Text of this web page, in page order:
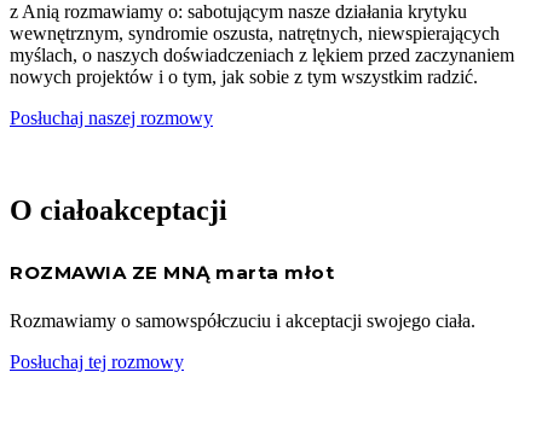
z Anią rozmawiamy o: sabotującym nasze działania krytyku
wewnętrznym, syndromie oszusta, natrętnych, niewspierających
myślach, o naszych doświadczeniach z lękiem przed zaczynaniem
nowych projektów i o tym, jak sobie z tym wszystkim radzić.
Posłuchaj naszej rozmowy
O ciałoakceptacji
ROZMAWIA ZE MNĄ marta młot
Rozmawiamy o samowspółczuciu i akceptacji swojego ciała.
Posłuchaj tej rozmowy